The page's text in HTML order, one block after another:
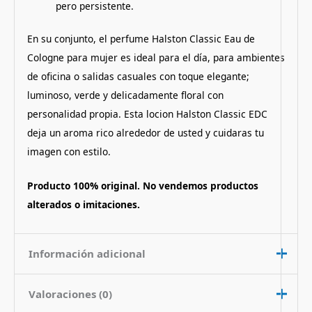
pero persistente.
En su conjunto, el perfume Halston Classic Eau de
Cologne para mujer es ideal para el día, para ambientes
de oficina o salidas casuales con toque elegante;
luminoso, verde y delicadamente floral con
personalidad propia. Esta locion Halston Classic EDC
deja un aroma rico alrededor de usted y cuidaras tu
imagen con estilo.
Producto 100% original. No vendemos productos
alterados o imitaciones.
Información adicional
Contenido
Valoraciones (0)